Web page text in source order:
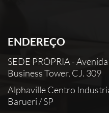
ENDEREÇO
SEDE PRÓPRIA -
Business Tower, CJ. 309
Alphaville Centro
Barueri / SP